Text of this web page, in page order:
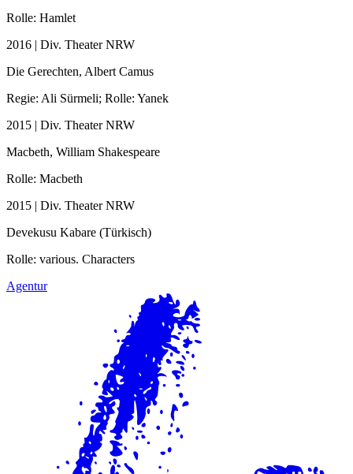
Rolle: Hamlet
2016 | Div. Theater NRW
Die Gerechten, Albert Camus
Regie: Ali Sürmeli; Rolle: Yanek
2015 | Div. Theater NRW
Macbeth, William Shakespeare
Rolle: Macbeth
2015 | Div. Theater NRW
Devekusu Kabare (Türkisch)
Rolle: various. Characters
Agentur